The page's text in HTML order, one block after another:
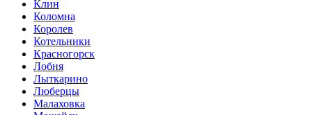
Клин
Коломна
Королев
Котельники
Красногорск
Лобня
Лыткарино
Люберцы
Малаховка